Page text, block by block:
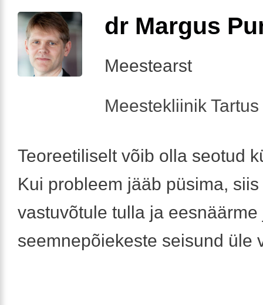
dr Margus
Meestearst
Meestekliinik
Teoreetiliselt võib olla seotud
Kui probleem jääb püsima,
vastuvõtule tulla ja eesnäärme
seemnepõiekeste seisund üle